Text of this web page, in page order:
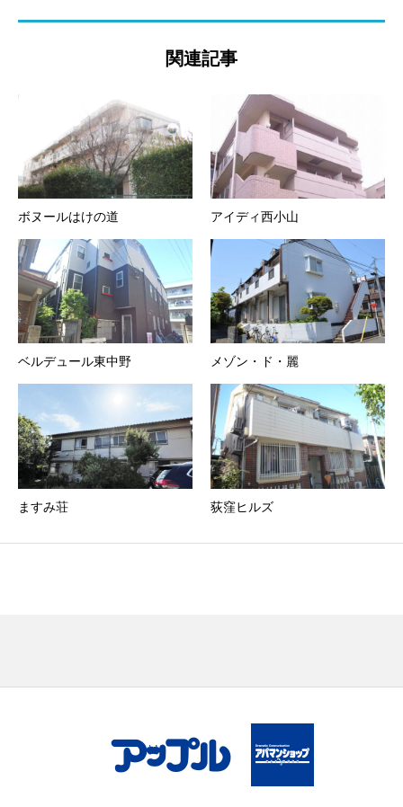
関連記事
ボヌールはけの道 アイディ西小山
ベルデュール東中野 メゾン・ド・麗
ますみ荘 荻窪ヒルズ